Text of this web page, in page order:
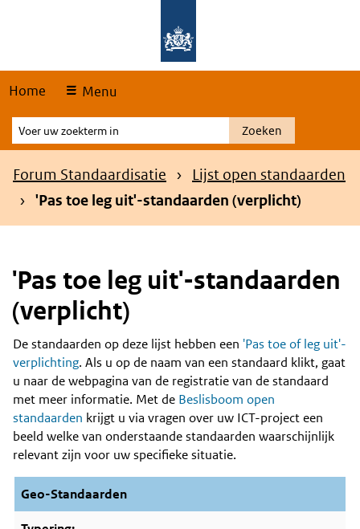
Home Menu
Voer
uw
zoekterm
Zoeken
Kruimelpad
Forum Standaardisatie
Lijst open standaarden
'Pas toe leg uit'-standaarden (verplicht)
'Pas toe leg uit'-standaarden
(verplicht)
Content
De standaarden op deze lijst hebben een 'Pas toe of leg uit'-
verplichting. Als u op de naam van een standaard klikt, gaat
u naar de webpagina van de registratie van de standaard
met meer informatie. Met de Beslisboom open
standaarden krijgt u via vragen over uw ICT-project een
beeld welke van onderstaande standaarden waarschijnlijk
relevant zijn voor uw specifieke situatie.
Geo-Standaarden